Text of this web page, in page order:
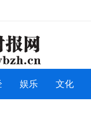
娱乐 文化